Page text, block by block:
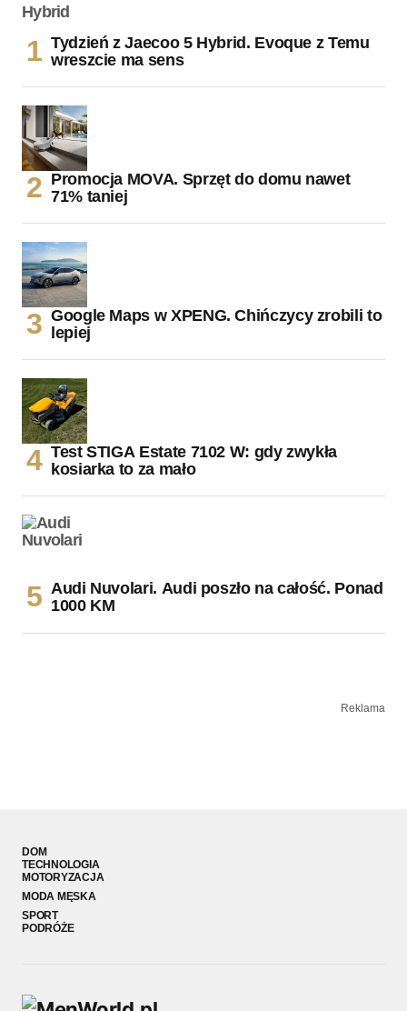
Tydzień z Jaecoo 5 Hybrid. Evoque z Temu
wreszcie ma sens
Promocja MOVA. Sprzęt do domu nawet
71% taniej
Google Maps w XPENG. Chińczycy zrobili to
lepiej
Test STIGA Estate 7102 W: gdy zwykła
kosiarka to za mało
Audi Nuvolari. Audi poszło na całość. Ponad
1000 KM
Reklama
DOM
TECHNOLOGIA
MOTORYZACJA
MODA MĘSKA
SPORT
PODRÓŻE